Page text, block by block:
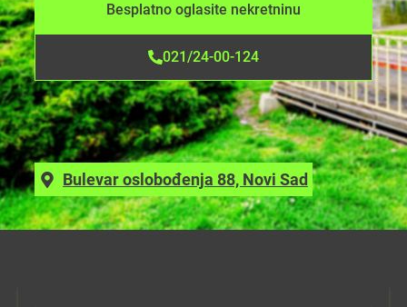
Besplatno oglasite nekretninu
021/24-00-124
Bulevar oslobođenja 88, Novi Sad